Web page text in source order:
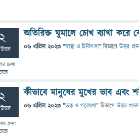
2
দেখা
অতিরিক্ত ঘুমালে চোখ ব্যাথা করে
06 এপ্রিল 2023 "স্বাস্থ্য ও চিকিৎসা" বিভাগে উত্তর
2
দেখা
কীভাবে মানুষের মুখের ভাব এবং
06 এপ্রিল 2023 "তত্ত্ব ও গবেষণা" বিভাগে উত্তর